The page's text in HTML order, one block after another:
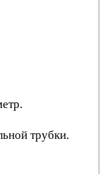
трубки.